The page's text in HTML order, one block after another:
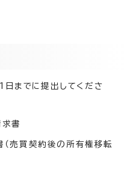
までに提出してくださ
書
売買契約後の所有権移転